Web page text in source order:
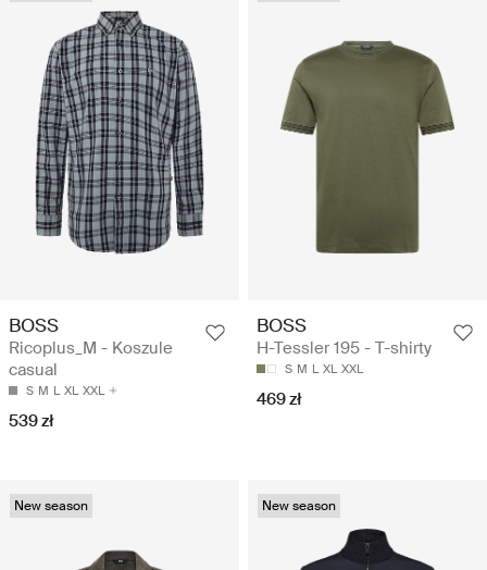
BOSS
Ricoplus_M - Koszule
casual
S M L XL XXL
539 zł
BOSS
H-Tessler 195 - T-shirty
S M L XL XXL
469 zł
New season New season